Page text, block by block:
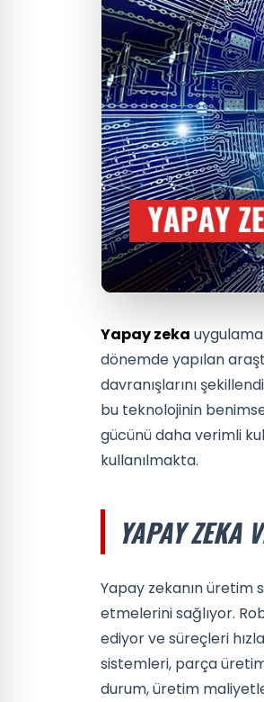
Yapay zeka
dönemde yapılan
davranışlarını
bu teknolojinin
gücünü daha verimli
kullanılmakta.
YAPAY ZEKA
Yapay zekanın
etmelerini sağlıyor.
ediyor ve süreçleri
sistemleri, parça
durum, üretim